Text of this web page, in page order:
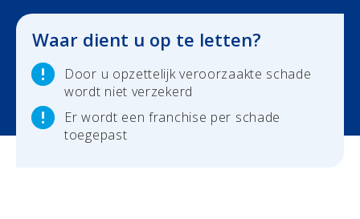
Jobs
Uw schadeaangifte
Waar dient u op te letten?
Door u opzettelijk veroorzaakte schade
wordt niet verzekerd
Er wordt een franchise per schade
toegepast